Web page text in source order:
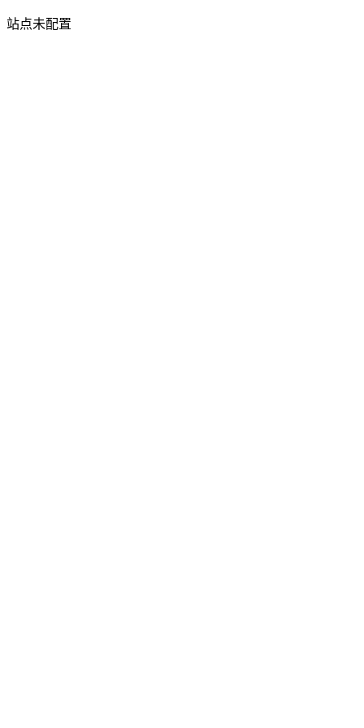
站点未配置